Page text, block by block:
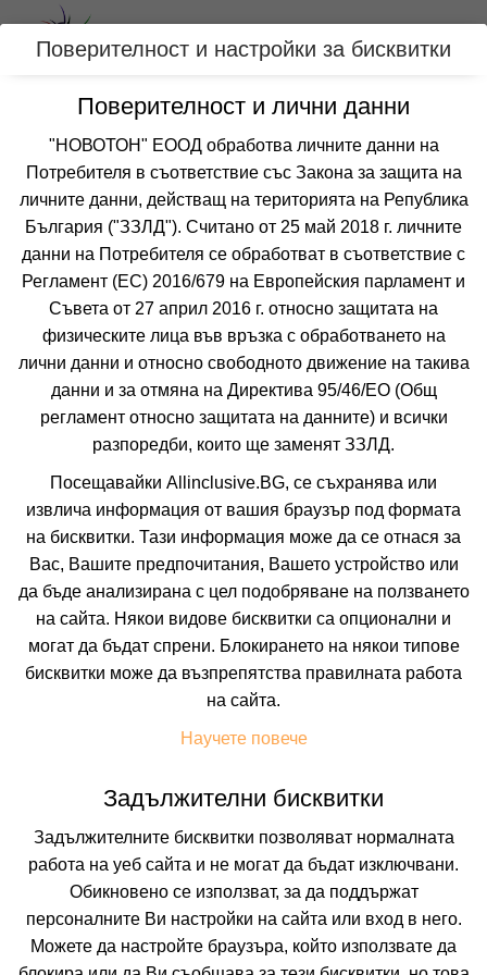
Вход
Категории
Оферти с хотел с аквапарк за
ПОДАРЪЧЕН ВАУЧЕР, БЪЛГАРИЯ
Още курорти Филтри
 Сортирай по:
Не изпускайте нито една оферта!
Искате да получавате първи най-новите и най-
добрите ни предложения и специални
отстъпки?
Абонирайте се за нашия бюлетин сега !
Абонирай ме
Поверителност и настройки за бисквитки
Поверителност и лични данни
"НОВОТОН" ЕООД обработва личните данни на
Потребителя в съответствие със Закона за защита на
личните данни, действащ на територията на Република
България ("ЗЗЛД"). Считано от 25 май 2018 г. личните
данни на Потребителя се обработват в съответствие с
Регламент (ЕС) 2016/679 на Европейския парламент и
Съвета от 27 април 2016 г. относно защитата на
физическите лица във връзка с обработването на
лични данни и относно свободното движение на такива
данни и за отмяна на Директива 95/46/EО (Общ
регламент относно защитата на данните) и всички
разпоредби, които ще заменят ЗЗЛД.
Посещавайки Allinclusive.BG, се съхранява или
извлича информация от вашия браузър под формата
на бисквитки. Тази информация може да се отнася за
Вас, Вашите предпочитания, Вашето устройство или
да бъде анализирана с цел подобряване на ползването
на сайта. Някои видове бисквитки са опционални и
могат да бъдат спрени. Блокирането на някои типове
бисквитки може да възпрепятства правилната работа
на сайта.
Научете повече
Задължителни бисквитки
Задължителните бисквитки позволяват нормалната
работа на уеб сайта и не могат да бъдат изключвани.
Обикновено се използват, за да поддържат
персоналните Ви настройки на сайта или вход в него.
Можете да настройте браузъра, който използвате да